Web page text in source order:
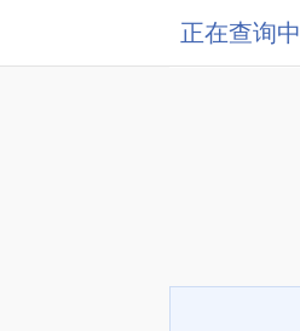
正在查询中